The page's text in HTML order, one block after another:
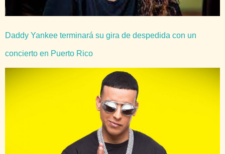
Daddy Yankee terminará su gira de despedida con un
concierto en Puerto Rico